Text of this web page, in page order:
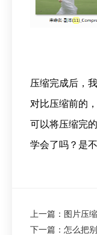
压缩完成后，
对比压缩前的
可以将压缩完
学会了吗？是
上一篇：图片压
下一篇：怎么把